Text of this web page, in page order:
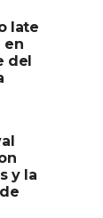
late
en
del
y la